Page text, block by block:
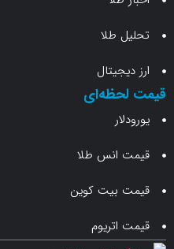
انس طلا
بیت کوین